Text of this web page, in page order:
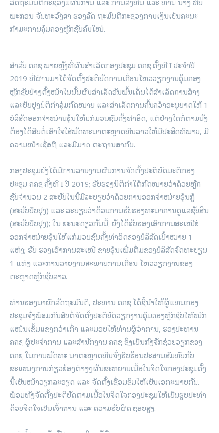
ພະກອນ ຈັນທະວົງສາ ຮອງລັດ ຖະມົນຕີກະຊວງການເງິນເປັນຄະນະ
ກໍາມະການຄຸ້ມຄອງຫຼັກຊັບຄົນໃໝ່.
ສຳລັບ ຄຄຊ ພາຍຫຼັງທີ່ຜົນສຳເລັດກອງປະຊຸມ ຄຄຊ ຄັ້ງທີ I ປະຈໍາປີ
2019 ທີ່ຜ່ານມາໄດ້ຈັດຕັ້ງປະຕິບັດການເຄື່ອນໄຫວວຽກງານຄຸ້ມຄອງ
ຫຼັກຊັບຢ່າງຕັ້ງໜ້າໃນນັ້ນຜົນສໍາເລັດອັນພົ້ນເດັ່ນໄດ້ສຳເລັດການສ້າງ
ແລະປັບປຸງນິຕິກຳລຸ່ມກົດໝາຍ ແລະສຳເລັດການຄົ້ນຄວ້າອະນຸຍາດໃຫ້ 1
ບໍລິສັດອອກຈຳໜ່າຍຮຸ້ນໃຫ້ແກ່ມວນຊົນຄັ້ງທຳອິດ, ແຕ່ຢ່າງໃດກໍ່ຕາມຍັງ
ຕ້ອງໄດ້ສືບຕໍ່ເອົາໃຈໃສ່ພັດທະນາຕະຫຼາດທຶນລາວໃຫ້ມີປະສິດທິພາບ, ມີ
ຄວາມໜ້າເຊື່ອຖື ແລະມີມາດ ຕະຖານສາກົນ.
ກອງປະຊຸມຍັງໄດ້ມີການລາຍງານຜົນການຈັດຕັ້ງປະຕິບັດມະຕິກອງ
ປະຊຸມ ຄຄຊ ຄັ້ງທີ I ປີ 2019; ຮັບຮອງນິຕິກຳໃຕ້ກົດໝາຍວ່າດ້ວຍຫຼັກ
ຊັບຈຳນວນ 2 ສະບັບໃນນີ້ມີລະບຽບວ່າດ້ວຍການອອກຈຳໜ່າຍຮຸ້ນກູ້
(ສະບັບປັບປຸງ) ແລະ ລະບຽບວ່າດ້ວຍການຮັບຮອງທະນາຄານດູແລຊັບສິນ
(ສະບັບປັບປຸງ); ໃນ ຂະນະດຽວກັນນີ້, ຍັງໄດ້ຮັບຮອງເອົາການສະເໜີຂໍ
ອອກຈຳໜ່າຍຮຸ້ນໃຫ້ແກ່ມວນຊົນຄັ້ງທຳອິດຂອງບໍລິສັດເປົ້າໝາຍ 1
ແຫ່ງ; ຮັບ ຮອງເອົາການສະເໜີ ຂາຍຮຸ້ນເພີ່ມຕື່ມຂອງບໍລິສັດຈົດທະບຽນ
1 ແຫ່ງ ແລະການລາຍງານສະພາບການເຄື່ອນ ໄຫວວຽກງານຂອງ
ຕະຫຼາດຫຼັກຊັບລາວ.
ທ່ານຮອງນາຍົກລັດຖະມົນຕີ, ປະທານ ຄຄຊ ໄດ້ຊີ້ນຳໃຫ້ຜູ້ແທນກອງ
ປະຊຸມຈົ່ງພ້ອມກັນສືບຕໍ່ຈັດຕັ້ງປະຕິບັດວຽກງານຄຸ້ມຄອງຫຼັກຊັບໃຫ້ໜັກ
ແໜ້ນເຂັ້ມແຂງກວ່າເກົ່າ ແລະມອບໃຫ້ທ່ານຜູ້ວ່າການ, ຮອງປະທານ
ຄຄຊ ຜູ້ປະຈຳການ ແລະສໍານັກງານ ຄຄຊ ຊຶ່ງເປັນກົງຈັກຊ່ວຍວຽກຂອງ
ຄຄຊ ໃນການພັດທະ ນາຕະຫຼາດທຶນຈົ່ງຮີບຮ້ອນປະສານສົມທົບກັບ
ຂະແໜງການກ່ຽວຂ້ອງຕ່າງໆຜັນຂະຫຍາຍເນື້ອໃນຈິດໃຈກອງປະຊຸມຄັ້ງ
ນີ້ເປັນໜ້າວຽກລະອຽດ ແລະ ຈັດຕັ້ງເຊື່ອມຊຶມໃຫ້ເປັນເອກະພາບກັນ,
ພ້ອມທັງຈັດຕັ້ງປະຕິບັດຕາມເນື້ອໃນຈິດໃຈກອງປະຊຸມໃຫ້ເປັນຮູບປະທໍາ
ດ້ວຍຈິດໃຈເປັນເຈົ້າການ ແລະ ຄວາມຮັບຜິດ ຊອບສູງ.